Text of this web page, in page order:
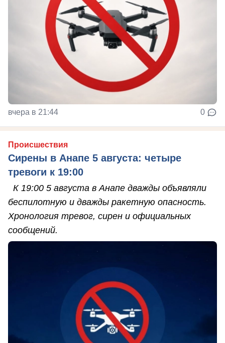
вчера в 21:44 0
Происшествия
Сирены в Анапе 5 августа: четыре
тревоги к 19:00
К 19:00 5 августа в Анапе дважды объявляли
беспилотную и дважды ракетную опасность.
Хронология тревог, сирен и официальных
сообщений.